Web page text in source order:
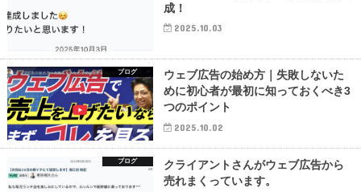
成！
2025.10.03
ブログ
ウェブ広告の始め方｜失敗しないた
めに初心者が最初に知っておくべき3
つのポイント
2025.10.02
ブログ
クライアントさんがウェブ広告から
売れまくっています。